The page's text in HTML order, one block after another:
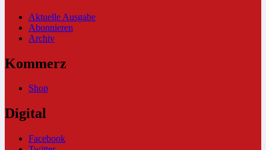
Aktuelle Ausgabe
Abonnieren
Archiv
Kommerz
Shop
Digital
Facebook